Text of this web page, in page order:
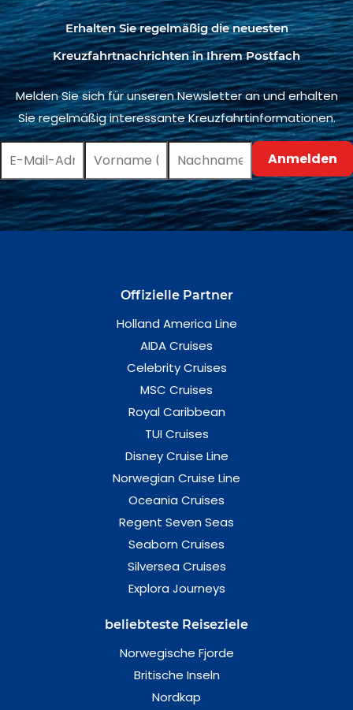
Erhalten Sie regelmäßig die neuesten
Kreuzfahrtnachrichten in Ihrem Postfach
Melden Sie sich für unseren Newsletter an und erhalten
Sie regelmäßig interessante Kreuzfahrtinformationen.
Offizielle Partner
Holland America Line
AIDA Cruises
Celebrity Cruises
MSC Cruises
Royal Caribbean
TUI Cruises
Disney Cruise Line
Norwegian Cruise Line
Oceania Cruises
Regent Seven Seas
Seaborn Cruises
Silversea Cruises
Explora Journeys
beliebteste Reiseziele
Norwegische Fjorde
Britische Inseln
Nordkap